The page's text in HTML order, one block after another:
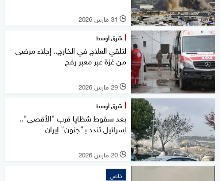
l 31 مارس 2026
شرق أوسط
لتلقي العلاج في الخارج.. إجلاء مرضى
من غزة عبر معبر رفح
l 29 مارس 2026
شرق أوسط
بعد سقوط شظايا قرب "الأقصى"..
إسرائيل تندد بـ"جنون" إيران
l 20 مارس 2026
خاص